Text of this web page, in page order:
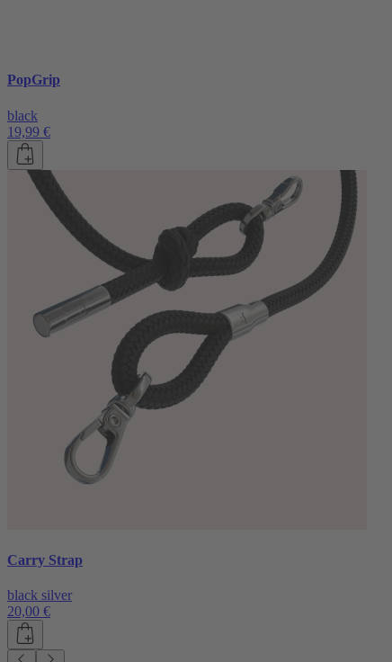
PopGrip
black
19,99 €
Carry Strap
black silver
20,00 €